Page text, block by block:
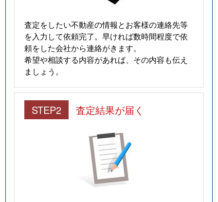
査定をしたい不動産の情報とお客様の連絡先等
を入力して依頼完了。早ければ数時間程度で依
頼をした会社から連絡がきます。
希望や相談する内容があれば、その内容も伝え
ましょう。
STEP2 査定結果が届く